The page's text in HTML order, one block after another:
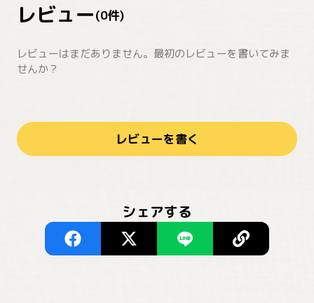
レビュー(0件)
レビューはまだありません。最初のレビューを書いてみま
せんか？
レビューを書く
シェアする